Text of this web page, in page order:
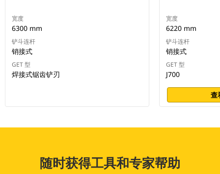
宽度
6300 mm
铲斗连杆
销接式
GET 型
焊接式锯齿铲刃
宽度
6220 mm
铲斗连杆
销接式
GET 型
J700
查
随时获得工具和专家帮助